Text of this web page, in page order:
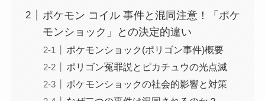
ポケモン コイル 事件と混同注意！「ポケ
モンショック」との決定的違い
ポケモンショック(ポリゴン事件)概要
ポリゴン冤罪説とピカチュウの光点滅
ポケモンショックの社会的影響と対策